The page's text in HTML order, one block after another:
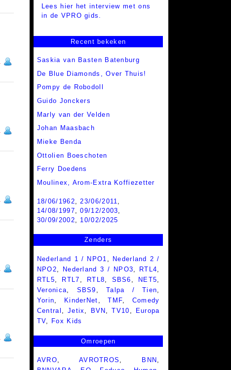
Lees hier het interview met ons
in de VPRO gids.
Recent bekeken
Saskia van Basten Batenburg
De Blue Diamonds, Over Thuis!
Pompy de Robodoll
Guido Jonckers
Marly van der Velden
Johan Maasbach
Mieke Benda
Ottolien Boeschoten
Ferry Doedens
Moulinex, Arom-Extra Koffiezetter
18/06/1962,23/06/2011,
14/08/1997,09/12/2003,
30/09/2002, 10/02/2025
Zenders
Nederland 1 / NPO1
Nederland 2 /
NPO2
Nederland 3 / NPO3 RTL4
RTL5
RTL7 RTL8 SBS6 NET5
Veronica
SBS9 ,Talpa / Tien
Yorin
KinderNet ,TMF
Comedy
Central
Jetix BVN ,TV10
Europa
TV
Fox Kids
Omroepen
AVRO, AVROTROS , BNN ,